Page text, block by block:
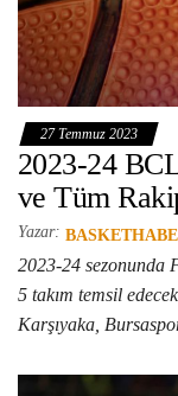
27 Temmuz 2023
2023-24
ve Tüm
Yazar:
2023-24 sezonunda
5 takım temsil
Karşıyaka,